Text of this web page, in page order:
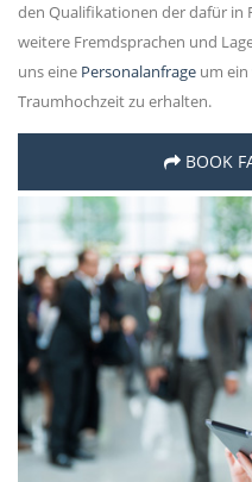
den Qualifikationen der dafür in
weitere Fremdsprachen und
uns eine Personalanfrage um
Traumhochzeit zu erhalten.
BOOK